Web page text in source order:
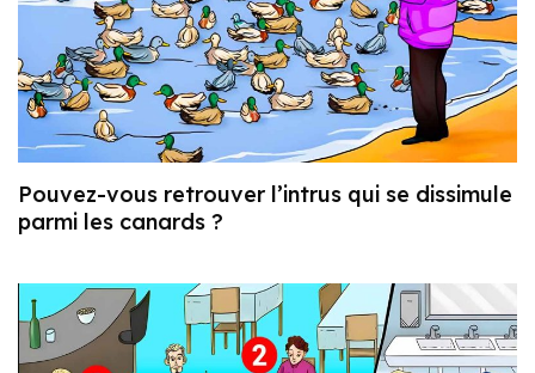
Pouvez-vous retrouver l’intrus qui se dissimule
parmi les canards ?